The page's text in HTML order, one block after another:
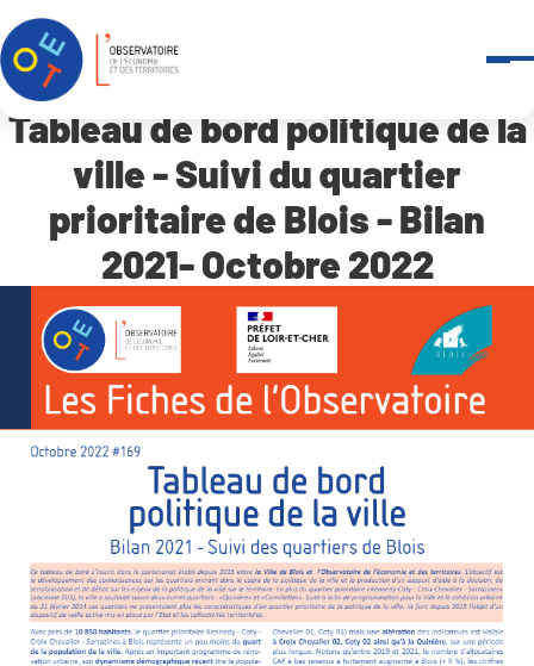
Accueil
Tableau de bord politique de la ville – Suivi du quartier
Tableau de bord politique de la
ville - Suivi du quartier
prioritaire de Blois - Bilan
2021- Octobre 2022